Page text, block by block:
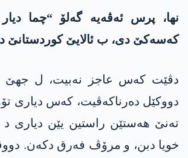
نھا، پرس ئەڤەیه‌ گەلۆ “چما
کەسەکێ دی، ب ئالایێ کوردستانێ
دڤێت کەس عاجز نه‌بیت، ل جھێ
دووكێل دەرناکەڤیت، کەس دیاری
تەنێ ھەستێن راستین یێن دیاری د
خویا دبن، و مرۆڤ فەرق دکه‌ن.